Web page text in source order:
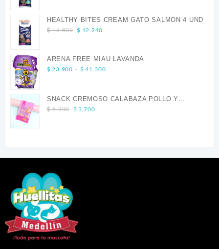
$ 13.600.$ 12.240.
HEALTHY BITES CREAM GATO SALMON 4 UND
$13.600 Original
$ 13.600.
$ 12.240Current
$ 12.240.
ARENA FREE MIAU LAVANDA
$ 23.900 – $ 41.300Price
through
SNACK CREMOSO CALABAZA POLLO Y
SALMON CANINO X 5
$5.300
Original
$ 3.700Current